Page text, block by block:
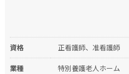
資格 正看護師、准看護師
業種 特別養護老人ホーム